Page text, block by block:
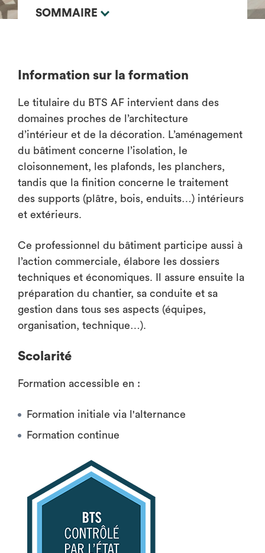
SOMMAIRE
Information sur la formation
Le titulaire du BTS AF intervient dans des
domaines proches de l’architecture
d’intérieur et de la décoration. L’aménagement
du bâtiment concerne l’isolation, le
cloisonnement, les plafonds, les planchers,
tandis que la finition concerne le traitement
des supports (plâtre, bois, enduits…) intérieurs
et extérieurs.
Ce professionnel du bâtiment participe aussi à
l’action commerciale, élabore les dossiers
techniques et économiques. Il assure ensuite la
préparation du chantier, sa conduite et sa
gestion dans tous ses aspects (équipes,
organisation, technique…).
Scolarité
Formation accessible en :
Formation initiale via l'alternance
Formation continue